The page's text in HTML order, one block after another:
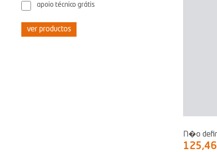
apoio técnico grátis
ver productos
N�o